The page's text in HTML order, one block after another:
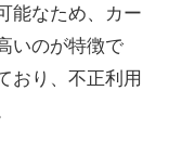
能なため、カー
いのが特徴で
おり、不正利用